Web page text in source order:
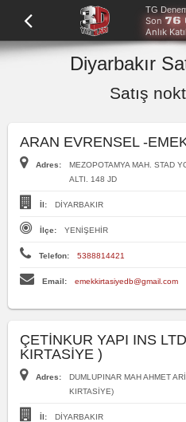
TG
Son 76
Anlık
Diyarbakır
Satış
ARAN EVRENSEL -
Adres:
MEZOPOTAMYA MAH. STAD
ALTI. 148 JD
İl: DİYARBAKIR
İlçe: YENİŞEHİR
Telefon: 5388814421
Email: emekkirtasiyedb@gmail.com
ÇETİNKUR YAPI INS
KIRTASİYE )
Adres:
DUMLUPINAR MAH AHMET
KIRTASİYE)
İl: DİYARBAKIR